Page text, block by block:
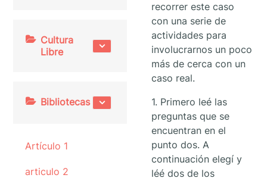
Cultura
Libre
Bibliotecas
Artículo 1
articulo 2
recorrer este caso
con una serie de
actividades para
involucrarnos un poco
más de cerca con un
caso real.
1. Primero leé las
preguntas que se
encuentran en el
punto dos. A
continuación elegí y
léé dos de los